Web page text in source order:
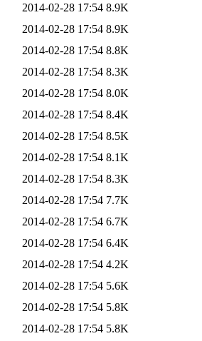
2014-02-28 17:54 8.9K
2014-02-28 17:54 8.9K
2014-02-28 17:54 8.8K
2014-02-28 17:54 8.3K
2014-02-28 17:54 8.0K
2014-02-28 17:54 8.4K
2014-02-28 17:54 8.5K
2014-02-28 17:54 8.1K
2014-02-28 17:54 8.3K
2014-02-28 17:54 7.7K
2014-02-28 17:54 6.7K
2014-02-28 17:54 6.4K
2014-02-28 17:54 4.2K
2014-02-28 17:54 5.6K
2014-02-28 17:54 5.8K
2014-02-28 17:54 5.8K